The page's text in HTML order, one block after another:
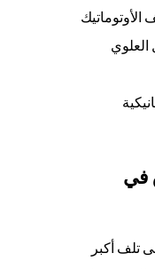
تلف أكبر